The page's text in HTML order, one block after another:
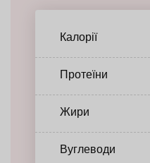
Калорії
Протеїни
Жири
Вуглеводи